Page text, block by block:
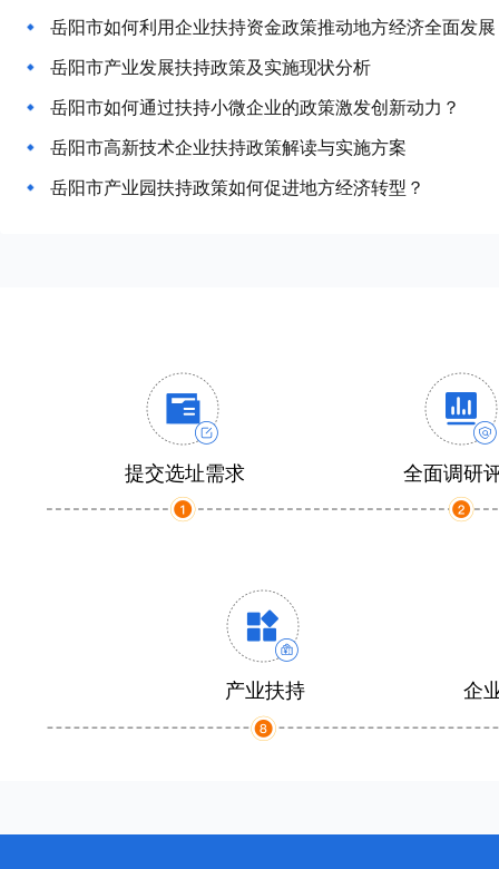
岳阳市如何利用企业扶持资金政策推动地方经济全面发
岳阳市产业发展扶持政策及实施现状分析
岳阳市如何通过扶持小微企业的政策激发创新动力？
岳阳市高新技术企业扶持政策解读与实施方案
岳阳市产业园扶持政策如何促进地方经济转型？
提交选址需求 全面调研
产业扶持 企